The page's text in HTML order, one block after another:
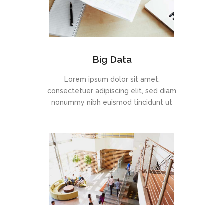
Big Data
Lorem ipsum dolor sit amet,
consectetuer adipiscing elit, sed diam
nonummy nibh euismod tincidunt ut